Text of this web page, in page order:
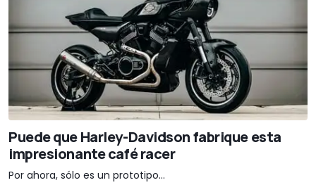
Puede que Harley-Davidson fabrique esta
impresionante café racer
Por ahora, sólo es un prototipo...